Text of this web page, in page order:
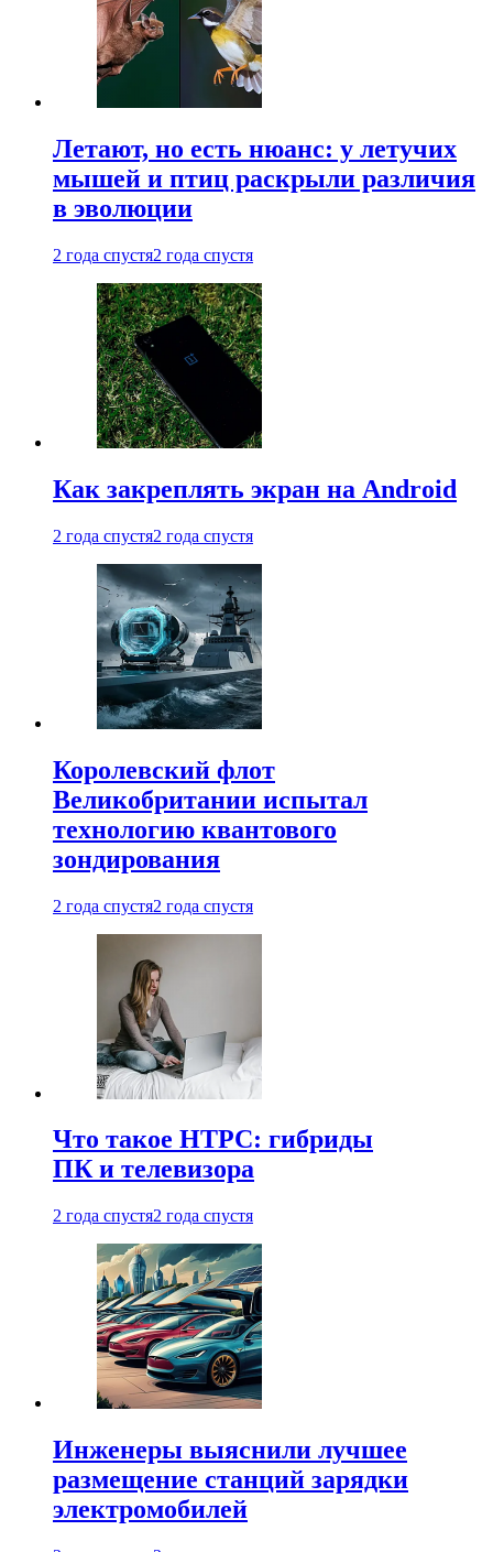
Летают, но есть нюанс: у летучих
мышей и птиц раскрыли различия
в эволюции
2 года спустя2 года спустя
Как закреплять экран на Android
2 года спустя2 года спустя
Королевский флот
Великобритании испытал
технологию квантового
зондирования
2 года спустя2 года спустя
Что такое HTPC: гибриды
ПК и телевизора
2 года спустя2 года спустя
Инженеры выяснили лучшее
размещение станций зарядки
электромобилей